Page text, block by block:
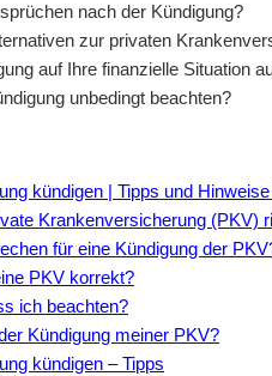
nach der Kündigung?
zur privaten
auf Ihre finanzielle Situation
unbedingt beachten?
kündigen | Tipps und
Krankenversicherung (PKV)
für eine Kündigung der
PKV korrekt?
ich beachten?
Kündigung meiner PKV?
kündigen – Tipps